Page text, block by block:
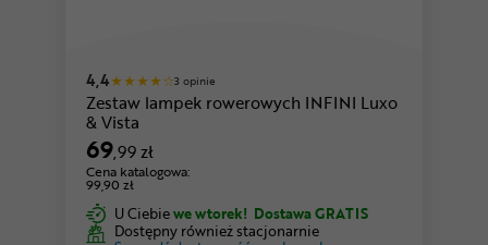
4,4 3 opinie
Zestaw lampek rowerowych INFINI Luxo
& Vista
69,99 zł
Cena katalogowa:
99,90 zł
U Ciebiewe wtorek! Dostawa GRATIS
Dostępny również stacjonarnie